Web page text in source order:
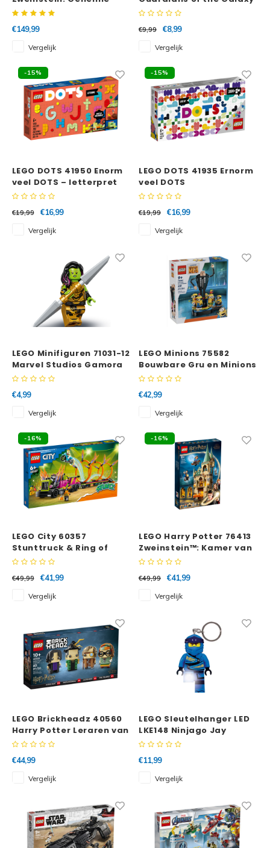
Kamer
€149,99
Vergelijk
Hoofdkwartier
€9,99
€8,99
Vergelijk
-15%
LEGO DOTS 41950 Enorm
veel DOTS – letterpret
€19,99
€16,99
Vergelijk
-15%
LEGO DOTS 41935 Ernorm
veel DOTS
€19,99
€16,99
Vergelijk
LEGO Minifiguren 71031-12
Marvel Studios Gamora
with the Blade of Thanos
€4,99
Vergelijk
LEGO Minions 75582
Bouwbare Gru en Minions
€42,99
Vergelijk
-16%
LEGO City 60357
Stunttruck & Ring of
Fire-uitdaging
€49,99
€41,99
Vergelijk
-16%
LEGO Harry Potter 76413
Zweinstein™: Kamer van
Hoge Nood
€49,99
€41,99
Vergelijk
LEGO Brickheadz 40560
Harry Potter Leraren van
Zweinstein™
€44,99
Vergelijk
LEGO Sleutelhanger LED
LKE148 Ninjago Jay
€11,99
Vergelijk